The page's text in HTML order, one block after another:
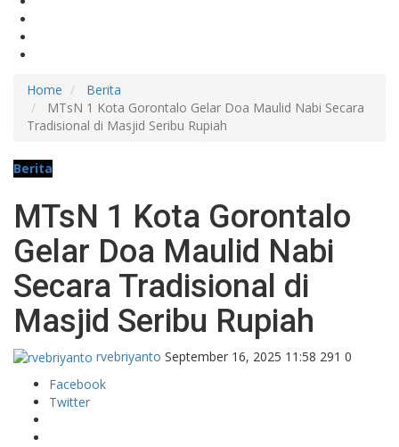
Home
Berita
MTsN 1 Kota Gorontalo Gelar Doa Maulid Nabi Secara
Tradisional di Masjid Seribu Rupiah
Berita
MTsN 1 Kota Gorontalo
Gelar Doa Maulid Nabi
Secara Tradisional di
Masjid Seribu Rupiah
rvebriyanto September 16, 2025 11:58 291 0
Facebook
Twitter